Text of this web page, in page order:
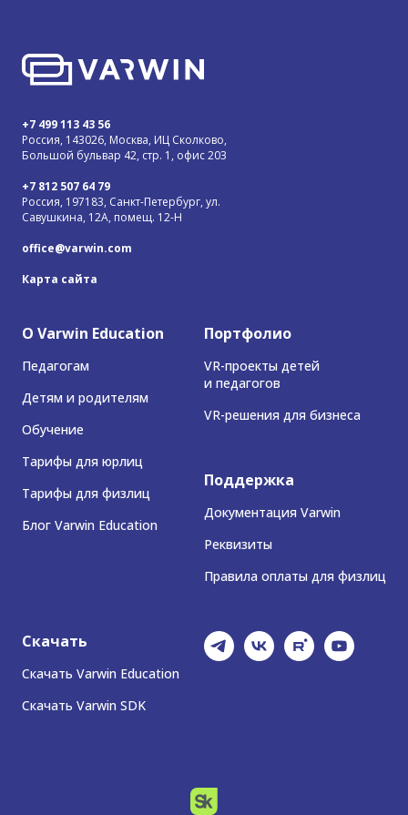
+7 499 113 43 56
Россия, 143026, Москва, ИЦ Сколково,
Большой бульвар 42, стр. 1, офис 203
+7 812 507 64 79
Россия, 197183, Санкт-Петербург, ул.
Савушкина, 12А, помещ. 12-Н
office@varwin.com
Карта сайта
О Varwin Education
Педагогам
Детям и родителям
Обучение
Тарифы для юрлиц
Тарифы для физлиц
Блог Varwin Education
Портфолио
VR-проекты детей
и педагогов
VR-решения для бизнеса
Поддержка
Документация Varwin
Реквизиты
Правила оплаты для физлиц
Скачать
Скачать Varwin Education
Скачать Varwin SDK